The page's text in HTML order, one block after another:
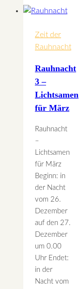
machen
Luft“
Zeit der
Rauhnacht
Rauhnacht
3 –
Lichtsamen
für März
Rauhnacht
–
Lichtsamen
für März
Beginn: in
der Nacht
vom 26.
Dezember
auf den 27.
Dezember
um 0.00
Uhr Endet:
in der
Nacht vom